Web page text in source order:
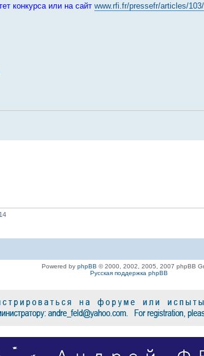
конкурса или на сайт www.rfi.fr/pressefr/articles/
Powered by phpBB © 2000, 2002, 2005, 2007 phpBB
Русская поддержка phpBB